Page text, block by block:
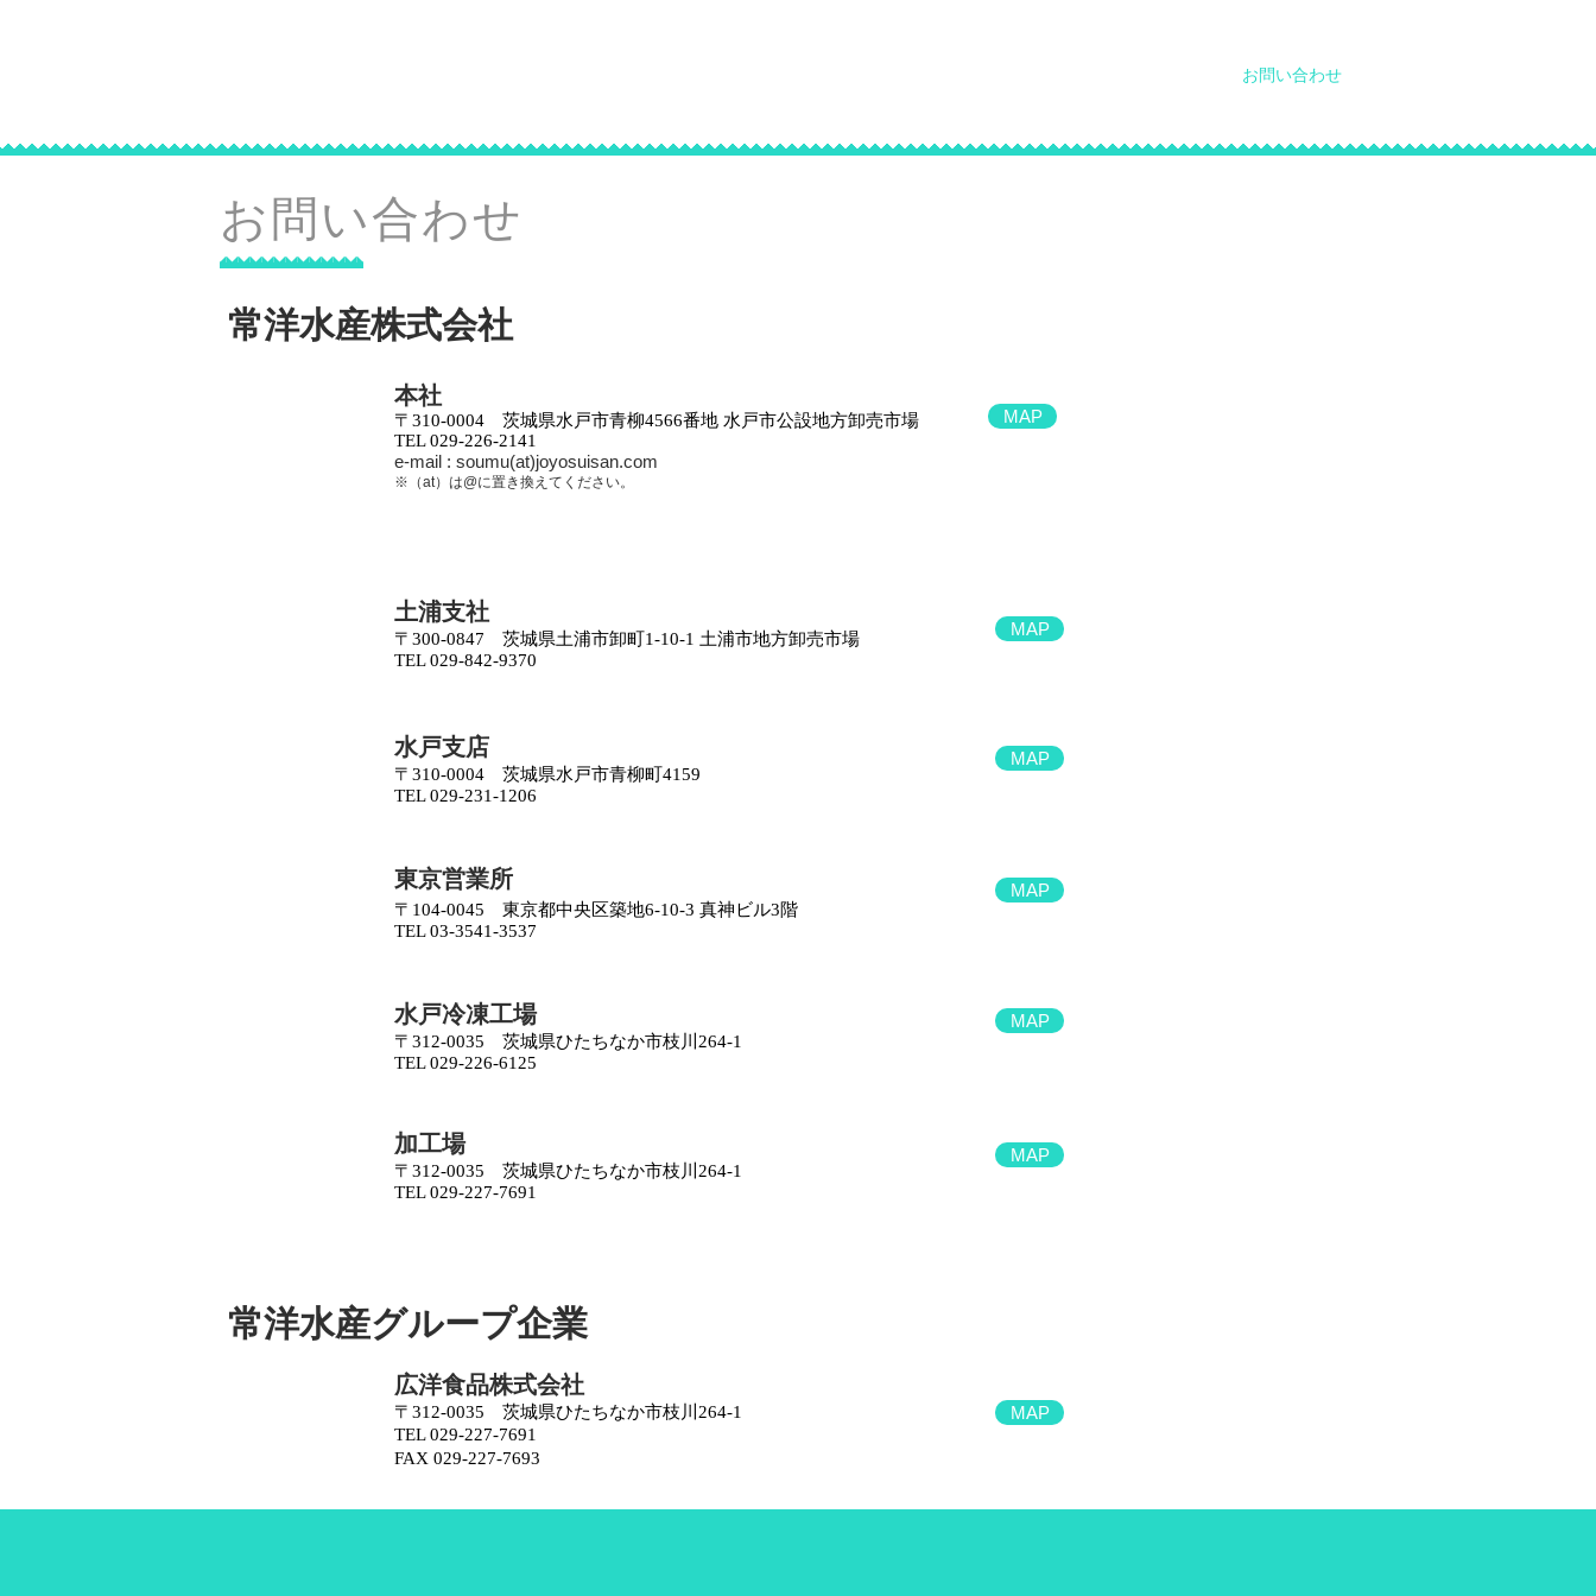
お問い合わせ
お問い合わせ
常洋水産株式会社
本社
〒310-0004 茨城県水戸市青柳4566番地 水戸市公設地方卸売市場
TEL 029-226-2141
e-mail : soumu(at)joyosuisan.com
​※（at）は@に置き換えてください。
MAP
MAP
土浦支社
〒300-0847 茨城県土浦市卸町1-10-1 土浦市地方卸売市場
TEL 029-842-9370
MAP
水戸支店
〒310-0004 茨城県水戸市青柳町4159
TEL 029-231-1206
東京営業所 MAP
〒104-0045 東京都中央区築地6-10-3 真神ビル3階
TEL 03-3541-3537
MAP
水戸冷凍工場
〒312-0035 茨城県ひたちなか市枝川264-1
TEL 029-226-6125
MAP
加工場
〒312-0035 茨城県ひたちなか市枝川264-1
TEL 029-227-7691
常洋水産グループ企業
MAP
広洋食品株式会社
〒312-0035 茨城県ひたちなか市枝川264-1
TEL 029-227-7691
FAX 029-227-7693